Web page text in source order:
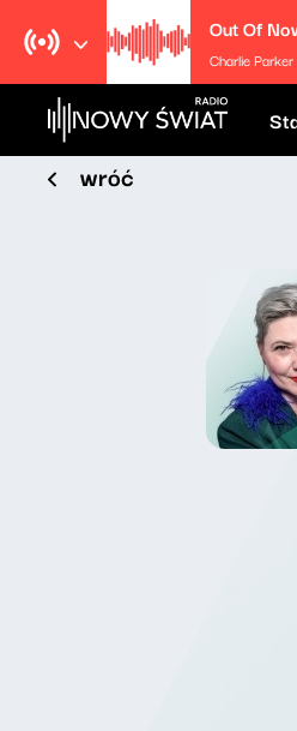
Out Of
Charlie Parker
wróć